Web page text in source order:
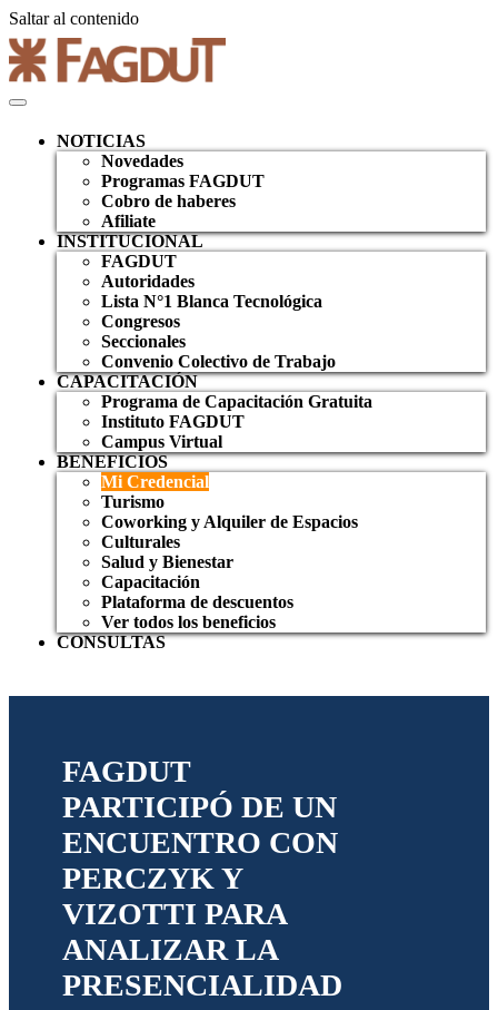
Saltar al contenido
NOTICIAS
Novedades
Programas FAGDUT
Cobro de haberes
Afiliate
INSTITUCIONAL
FAGDUT
Autoridades
Lista N°1 Blanca Tecnológica
Congresos
Seccionales
Convenio Colectivo de Trabajo
CAPACITACIÓN
Programa de Capacitación Gratuita
Instituto FAGDUT
Campus Virtual
BENEFICIOS
Mi Credencial
Turismo
Coworking y Alquiler de Espacios
Culturales
Salud y Bienestar
Capacitación
Plataforma de descuentos
Ver todos los beneficios
CONSULTAS
FAGDUT
PARTICIPÓ DE UN
ENCUENTRO CON
PERCZYK Y
VIZOTTI PARA
ANALIZAR LA
PRESENCIALIDAD